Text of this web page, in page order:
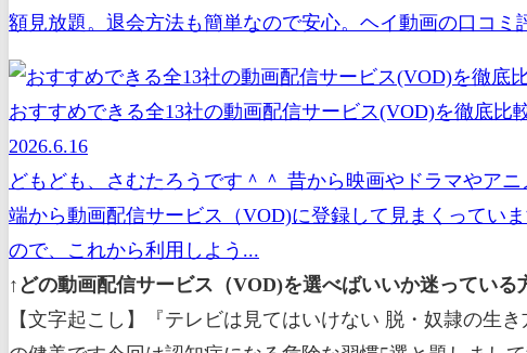
額見放題。退会方法も簡単なので安心。ヘイ動画の口コ
おすすめできる全13社の動画配信サービス(VOD)を徹底比
2026.6.16
どもども、さむたろうです＾＾ 昔から映画やドラマやア
端から動画配信サービス（VOD)に登録して見まくってい
ので、これから利用しよう...
↑どの動画配信サービス（VOD)を選べばいいか迷っている
【文字起こし】『テレビは見てはいけない 脱・奴隷の生き方（苫米地 英人[著]）』いつもご覧いただき誠にありがとうございます本要約チャンネルの健美です今回は認知症になる危険な習慣5選と題しまして科学的根拠にしっかりと基づいて認知症のリスクが上がってしまうという危険な習慣を五つほどできるだけ分かりやすく噛み砕いて解説していきたいと思いますさで認知症と聞いて認知症なんて年寄りがかかる病気でしょうとか認知症なんて今の私には関係ないよと思っている人結構いらっしゃるかもしれませんそういった人にはまずね認知症というものが非常にありふれた病気であり認知症は決して他人ごとではないんだということをまず知っていただきたいと思うんです中でも先進国の中で最も高齢化が進んでいて認知症大国と呼ばれているのが我が国日本なのです日本の認知症患者の割合は2.33%と先進国35カ国中トップであり平均のイッテンヨン8%を大きく上回るという統計が出ておりますまた厚生労働省の研究報告書によると日本の認知症患者数は2012年時点で約462万人で65歳以上の高齢者の約15%が認知症であると推計されておりますさでいかがでしょうかこのようなデータを見れば一発でね認知症というのは決して他人ごとではないちゃんと今から認知症を予防するような行動をとっていくことが重要だというのが分かるでしょうそしてこの動画を見てくださっている皆さんご本人がね認知症にならないとしても皆さんの両親やご家族あるいは近しい人が認知症になってしまうケースも多いでしょうその時のためにも認知症に関する知識は絶対に身につけておくべきだと言えます今回の動画では認知症を予防することの重要性を痛いほど認識していただいた後に具体的に認知症になる危険な習慣を五つほどご紹介しぜひこの習慣をまずはやめましょうという事を皆さんに提案していきたいと思いますまたね胃がんは若い人であっても認知症はあなたの大切な家族がかかる可能性のある病気なんです大切な人のためにも認知症の知識を是非一緒に見つけていきましょうそれでは早速参ります本日のお品書きは次の通りです1件で先進国トップ認知症大国日本の悲惨な現状について2件で絶対にやめて将来認知症になる危険な習慣5選について解説していきたいと思いますそれでは早速一元の先進国トップ認知症大国日本の悲惨な現状から解説をスタートしていきましょうさて今や認知症というのは世界規模小野大きな課題なんですが中でも先進国の中で最も高齢化が進んでいて認知症大国と呼ばれているのが我が国日本なんです日本の認知症患者の割合は2.33%と先進国35カ国中トップであり平均の1.41%を大きく上回るという統計が出ていますさらに厚生労働省の調査によると日本の認知症患者数は2012年時点で約462万人65歳以上の高齢者の約15%が認知症であると推計されていますそれと同時に認知症予備軍と言われる軽度認知障害痛症 MCI の高齢者も約400万人いることが報告されこれらを全て合わせると約862万人つまり高齢者全体の四人に1人が認知機能障害を抱えているということが明らかになりました2ですよ今後認知症になる人は確実に増えるということが予想され高齢化社会のピークを迎える2025年には認知症の患者数は約700万人に達しろくじゅーご歳以上の高齢者の約20%が認知症になると見込まれていますつまりですよ数年後には日本の高齢者の5人に1人が認知症という時代が来るということを認知症はもはや決して他人ごとではない自分はもちろんのこと家族も含めて誰もがチョクメンシュール身近な問題と捉えて頂きたいんですそして認知症はね年寄りだけがかかるものではないということも絶対に理解しておくべき重要なポイントなんです認知症は一般的には確かに高齢者に多い病気なんですが65歳未満で発症する若年性認知症というものもあるんです若年性認知症は働き盛りの世代で発症する まだ認知症予備軍と言われる MCI の高齢者も約400万人いることが報告されこれらを合わせると約862万人スバリ高齢者全体の四人に1人が認知機能障害を抱えておりさらに今後認知症になる人は確実に増え数年後には日本の高齢者の5人に1人が認知症の時代が到来するポイントに認証は一般的には高齢者に多い病気だが65歳未満で発症する若年性認知症というものもあるので全ての人が認知症の予防に早いうちから取り組んでおくべきであるそれでは次に言で絶対やめて将来認知症になる危険な習慣5選について解説していきたいと思いますさてではここからはね科学的に認知症のリスクが上がってしまうということが判明している危険な習慣を五つほどご紹介していきたいと思いますおそらくどれかは皆様が今やってしまっていると思いますからまずはこういった危険な習慣をあなたの日常生活から取り除いていくことから認知症の予防をスタートさせていきましょう今回紹介したい認知症になる危険な習慣は次の五つでございます将来認知症になる危険な週間後1001早期リタイヤ八代流行中のファイヤーに孤独感を保持しコミュニケーションの機会が少ないサンテレビをよく見ている認知症のリスクを上げる食べ物を食べている子有酸素運動を行っていないではこれらをそれぞれ一つずつ順番に取り上げてわかりやすく解説していきますので是非ともお付き合いよろしくお願いいたしますそれではまず一つ目の将来認知症になる危険な習慣早期リタイヤ八代流行中のファイヤーについて解説していきたいと思いますさて今はね経済的自立を確立して早期リタイアするというアメリカで生まれた人生戦略ハイヤーという労働から解放された自由な生き方がすごくブームになってきているんですファイヤーの FY は経済的自立すなわちファイナンシャルインデペンデンス RE は早期リタイヤ retire early の頭文字を取っていますつまりねファイヤーというのは手っ取り早くリタイアできるためのお金を貯めてそのお金を上手に運用投資することで経済的に不自由しない状況をつくり定年を待たずに早期リタイアを目指そうという生き方のことを指しておりますさて皆さんはこのような大流行中のファイヤーという生き方をどう思いますが嫌な仕事なんてさっさとやめて自分の人生を自由に生きたい人生で最も貴重なのはお金ではなく時間だからお金を稼ぐために仕事をするのはさっさと止めて自由に自分の人生を生きていきたい働かずに生きて行けるなんてなんて幸せな生き方なんだと思っている人結構いるのではないでしょうか今の仕事が大変だったりする人は働かずに生きて行けるなんてなんて理想の人生なんだと定年まで働いてリタイアするのが一般的だが平年よりも早く売りたいやってくるなんてまるで夢のような話だとこのファイアに魅力を感じる人結構多いと思いますもちろんね私も経済的に不自由のない状況をつくる働かずに生きていくというのは非常に素晴らしい選択肢だと思っていますですが同時にこの今世間で大流行中のファイヤーニモ負の側面があるとも感じていますそれは早期退職をすると今回のテーマである認知症のリスクが高まってしまうということでありますですから仕事を辞めてからだがしたいから早期退職したいなーというのはあまり良い事だとは思いませんファイヤーした後に具体的に何かやりたい事があるとか没頭したい趣味があるとか目標があるなどファイア後の生活がね明確に意識できている人はファイアしたとしてもボケずに認知症のリスクは高まらないと思いますですがなんとなく今の仕事を辞めたいからとかファイア後の生活で特にやりたいことも目標もないのにただファイヤーすることだけが目的となってしまっている場合はその後ダラダラするような生活をしてしまうと認知症のリスクが高まってしまいますので注意が必要だというわけなんです実際セントアンドリュース大学の新しい研究では研究者は55歳から75歳までの米国の2万人のデータを分析し67歳まで引退するのを待っている人々は認識 早期退職をしてしまうと認知症のリスクが高まってしまうのかそれは早期退職してしまうと働いていた頃よりも脳を使わなくなってしまう傾向があるからです筋肉を使わないと筋肉はどんどん衰えてしまうようにどうもねしっかりと使ってあげないとどんどん衰えていきボケてしまったり認知機能が低下したり認知症のリスクが高まってしまうということは結構簡単に想像できるのではないでしょうかこう言うとねいよいよ私の仕事そんなに脳を使っていませんよと思っている人いるかもしれませんが仕事をしている時というのはけっこう人とコミュニケーションを取っておりますよねそしてこのコミュニケーションを取るという行為はかなり私たちの脳を活性化させてくれてコミュニケーションを取っているとき実は私たちの脳はフル回転しているんですですから例えば六十歳でて年退職して家でダラダラするような生活を送ってしまうとコミュニケーションが不足してしまい脳がどんどん衰えていくその結果認知症のリスクが高まってしまうということになるんですですから結局私たちはね自分の脳を甘やかすことなくちゃんと活性化し続けなければいけないんです頭を使い続けなければいけないんですだから何の目標もなくやりたいことも決めず早期退職をしたりファイヤーしてしまうとその後ダラダラした生活を送ってしまいその結果脳が